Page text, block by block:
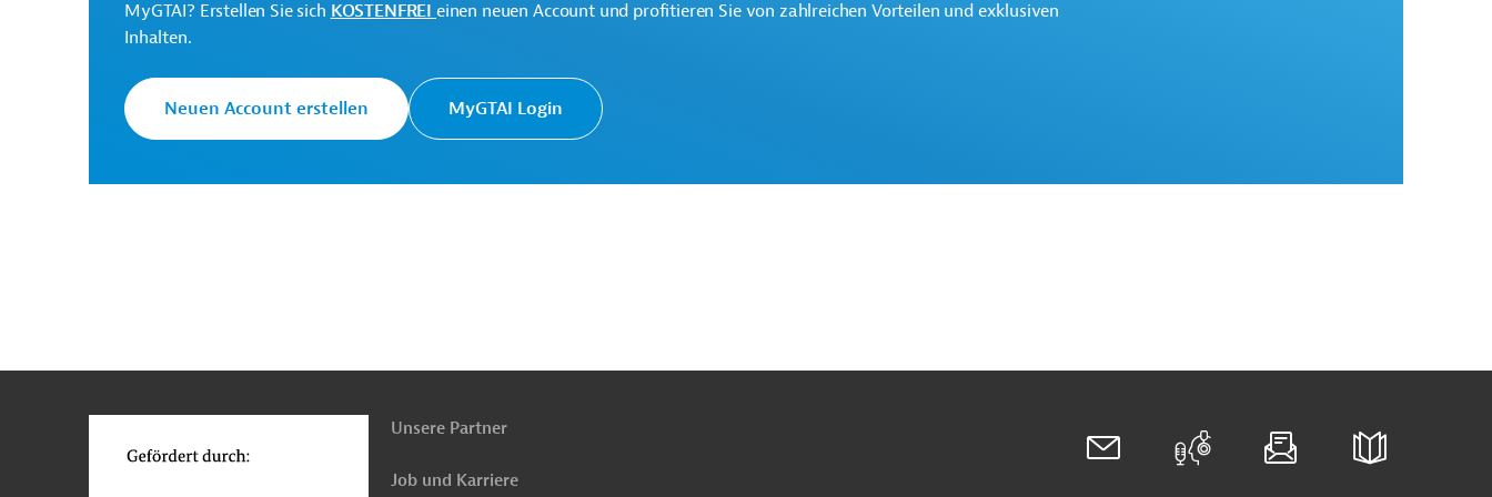
Healthcare Department,
Punjab
Projektträger
Projektträger
MyGTAI? Erstellen Sie sich KOSTENFREI einen neuen Account und profitieren Sie von zahlreichen Vorteilen und exklusiven
Inhalten.
Neuen Account erstellen MyGTAI Login
oben
Unsere Partner
Job und Karriere